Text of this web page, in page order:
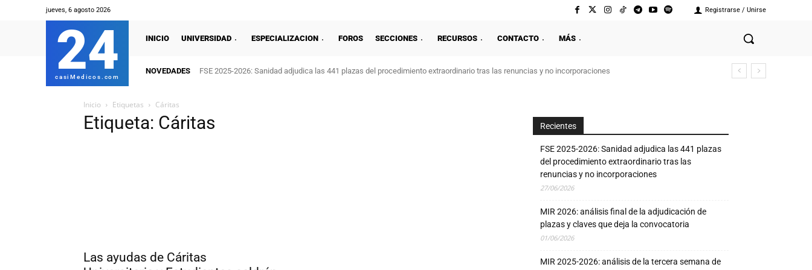
jueves, 6 agosto 2026 Registrarse / Unirse
24
casiMedicos.com
INICIO UNIVERSIDAD ESPECIALIZACION FOROS SECCIONES RECURSOS CONTACTO MÁS
NOVEDADES FSE 2025-2026: Sanidad adjudica las 441 plazas del procedimiento extraordinario tras las renuncias y no incorporaciones
Inicio Etiquetas Cáritas
Etiqueta: Cáritas
Las ayudas de Cáritas
Recientes
FSE 2025-2026: Sanidad adjudica las 441 plazas
del procedimiento extraordinario tras las
renuncias y no incorporaciones
27/06/2026
MIR 2026: análisis final de la adjudicación de
plazas y claves que deja la convocatoria
01/06/2026
MIR 2025-2026: análisis de la tercera semana de